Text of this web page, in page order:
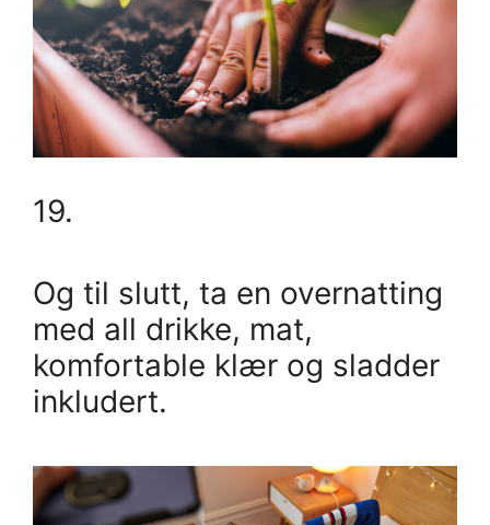
19.
Og til slutt, ta en overnatting
med all drikke, mat,
komfortable klær og sladder
inkludert.